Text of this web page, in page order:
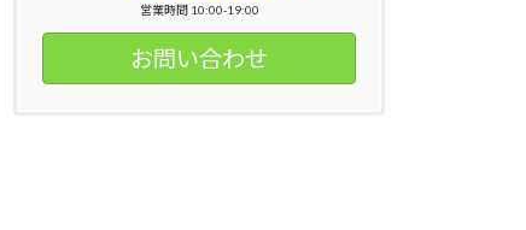
営業時間 10:00-19:00
お問い合わせ